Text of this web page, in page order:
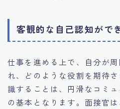
客観的な自己認知がで
仕事を進める上で、自分が
れ、どのような役割を期待
識することは、円滑なコミ
の基本となります。面接官